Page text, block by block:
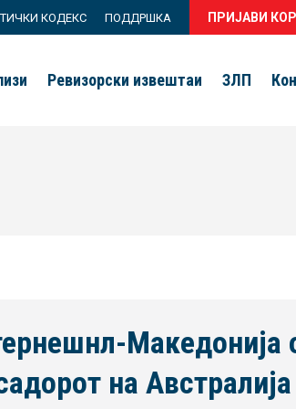
КОДЕКС ПОДДРШКА ПРИЈАВИ
Ревизорски извештаи ЗЛП
Македонија
на